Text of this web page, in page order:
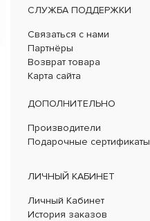
СЛУЖБА ПОДДЕРЖКИ
Связаться с нами
Партнёры
Возврат товара
Карта сайта
ДОПОЛНИТЕЛЬНО
Производители
Подарочные сертификаты
ЛИЧНЫЙ КАБИНЕТ
Личный Кабинет
История заказов